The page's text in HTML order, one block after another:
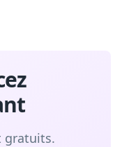
gratuits.